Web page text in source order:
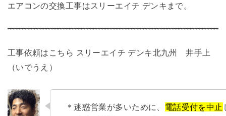
エアコンの交換工事はスリーエイチ デンキまで。
工事依頼はこちら スリーエイチ デンキ北九州 井手上
（いでうえ）
＊迷惑営業が多いために、 電話受付を中止